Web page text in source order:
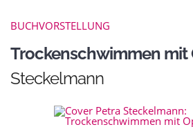
BUCHVORSTELLUNG
Trockenschwimmen mit
Steckelmann